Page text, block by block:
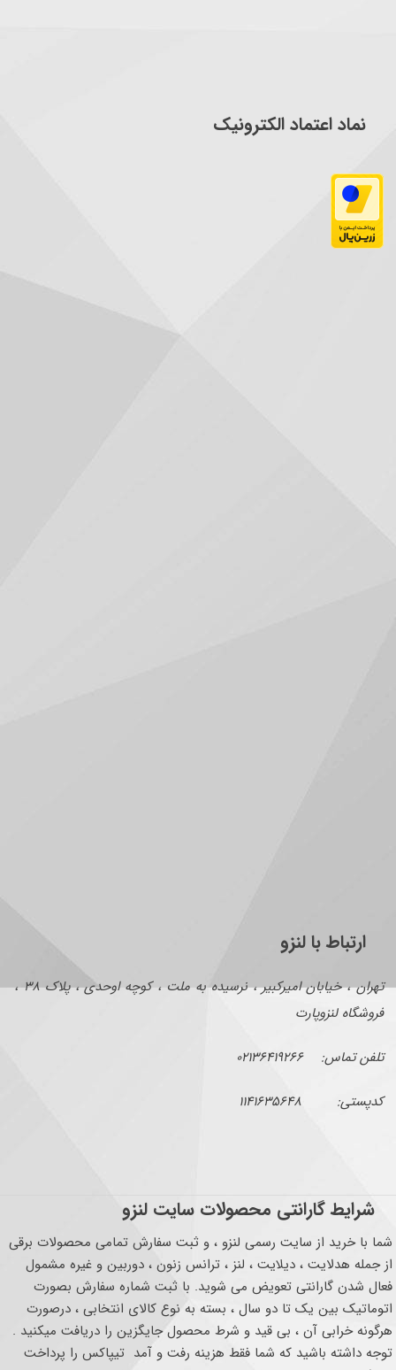
نماد اعتماد الکترونیک
ارتباط با لنزو
تهران ، خیابان امیرکبیر ، نرسیده به ملت ، کوچه اوحدی ، پلاک ۳۸ ،
فروشگاه لنزوپارت
تلفن تماس: ۰۲۱۳۶۴۱۹۲۶۶
کدپستی: ۱۱۴۱۶۳۵۶۴۸
شرایط گارانتی محصولات سایت لنزو
شما با خرید از سایت رسمی لنزو ، و ثبت سفارش تمامی محصولات برقی
از جمله هدلایت ، دیلایت ، لنز ، ترانس زنون ، دوربین و غیره مشمول
فعال شدن گارانتی تعویض می شوید. با ثبت شماره سفارش بصورت
اتوماتیک بین یک تا دو سال ، بسته به نوع کالای انتخابی ، درصورت
هرگونه خرابی آن ، بی قید و شرط محصول جایگزین را دریافت میکنید .
توجه داشته باشید که شما فقط هزینه رفت و آمد تیپاکس را پرداخت